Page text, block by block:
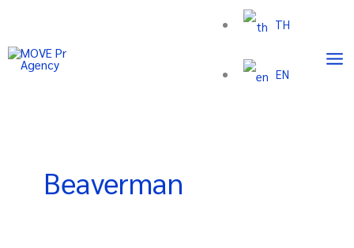
content
TH
EN
Beaverman